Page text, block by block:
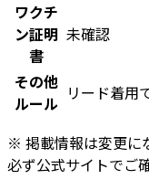
ワクチ
ン証明
書
未確認
その他
ルール リード着用
※ 掲載情報は変更に
必ず公式サイトでご